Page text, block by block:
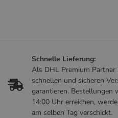
Schnelle Lieferung:
Als DHL Premium Partner
schnellen und sicheren
garantieren. Bestellungen
14:00 Uhr erreichen,
am selben Tag verschickt.